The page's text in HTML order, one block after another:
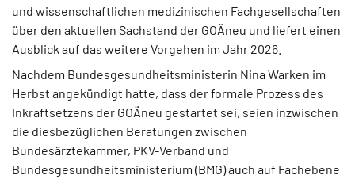
und wissenschaftlichen medizinischen Fachgesellschaften
über den aktuellen Sachstand der GOÄneu und liefert einen
Ausblick auf das weitere Vorgehen im Jahr 2026.
Nachdem Bundesgesundheitsministerin Nina Warken im
Herbst angekündigt hatte, dass der formale Prozess des
Inkraftsetzens der GOÄneu gestartet sei, seien inzwischen
die diesbezüglichen Beratungen zwischen
Bundesärztekammer, PKV-Verband und
Bundesgesundheitsministerium (BMG) auch auf Fachebene